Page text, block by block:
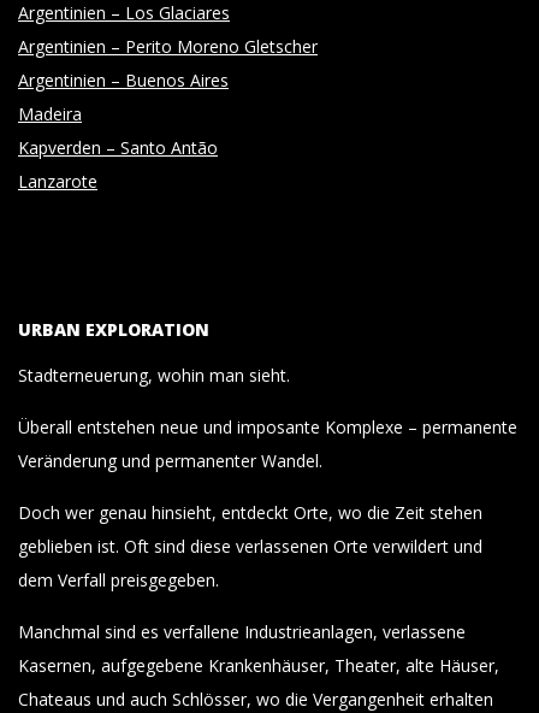
Argentinien – Los Glaciares
Argentinien – Perito Moreno Gletscher
Argentinien – Buenos Aires
Madeira
Kapverden – Santo Antão
Lanzarote
URBAN EXPLORATION
Stadterneuerung, wohin man sieht.
Überall entstehen neue und imposante Komplexe – permanente
Veränderung und permanenter Wandel.
Doch wer genau hinsieht, entdeckt Orte, wo die Zeit stehen
geblieben ist. Oft sind diese verlassenen Orte verwildert und
dem Verfall preisgegeben.
Manchmal sind es verfallene Industrieanlagen, verlassene
Kasernen, aufgegebene Krankenhäuser, Theater, alte Häuser,
Chateaus und auch Schlösser, wo die Vergangenheit erhalten